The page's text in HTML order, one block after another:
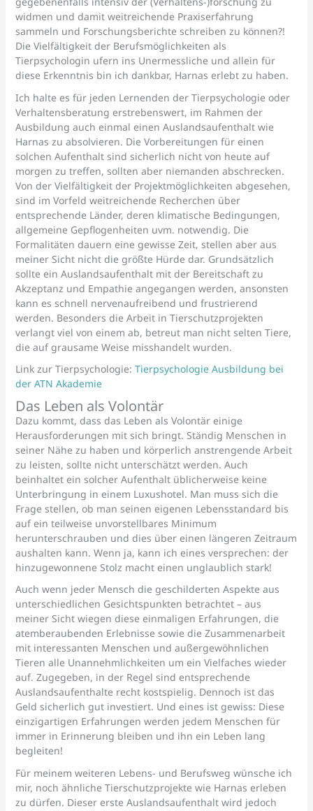
widmen und damit weitreichende Praxiserfahrung
sammeln und Forschungsberichte schreiben zu können?!
Die Vielfältigkeit der Berufsmöglichkeiten als
Tierpsychologin ufern ins Unermessliche und allein für
diese Erkenntnis bin ich dankbar, Harnas erlebt zu haben.
Ich halte es für jeden Lernenden der Tierpsychologie oder
Verhaltensberatung erstrebenswert, im Rahmen der
Ausbildung auch einmal einen Auslandsaufenthalt wie
Harnas zu absolvieren. Die Vorbereitungen für einen
solchen Aufenthalt sind sicherlich nicht von heute auf
morgen zu treffen, sollten aber niemanden abschrecken.
Von der Vielfältigkeit der Projektmöglichkeiten abgesehen,
sind im Vorfeld weitreichende Recherchen über
entsprechende Länder, deren klimatische Bedingungen,
allgemeine Gepflogenheiten uvm. notwendig. Die
Formalitäten dauern eine gewisse Zeit, stellen aber aus
meiner Sicht nicht die größte Hürde dar. Grundsätzlich
sollte ein Auslandsaufenthalt mit der Bereitschaft zu
Akzeptanz und Empathie angegangen werden, ansonsten
kann es schnell nervenaufreibend und frustrierend
werden. Besonders die Arbeit in Tierschutzprojekten
verlangt viel von einem ab, betreut man nicht selten Tiere,
die auf grausame Weise misshandelt wurden.
Link zur Tierpsychologie:Tierpsychologie Ausbildung bei
der ATN Akademie
Das Leben als Volontär
Dazu kommt, dass das Leben als Volontär einige
Herausforderungen mit sich bringt. Ständig Menschen in
seiner Nähe zu haben und körperlich anstrengende Arbeit
zu leisten, sollte nicht unterschätzt werden. Auch
beinhaltet ein solcher Aufenthalt üblicherweise keine
Unterbringung in einem Luxushotel. Man muss sich die
Frage stellen, ob man seinen eigenen Lebensstandard bis
auf ein teilweise unvorstellbares Minimum
herunterschrauben und dies über einen längeren Zeitraum
aushalten kann. Wenn ja, kann ich eines versprechen: der
hinzugewonnene Stolz macht einen unglaublich stark!
Auch wenn jeder Mensch die geschilderten Aspekte aus
unterschiedlichen Gesichtspunkten betrachtet – aus
meiner Sicht wiegen diese einmaligen Erfahrungen, die
atemberaubenden Erlebnisse sowie die Zusammenarbeit
mit interessanten Menschen und außergewöhnlichen
Tieren alle Unannehmlichkeiten um ein Vielfaches wieder
auf. Zugegeben, in der Regel sind entsprechende
Auslandsaufenthalte recht kostspielig. Dennoch ist das
Geld sicherlich gut investiert. Und eines ist gewiss: Diese
einzigartigen Erfahrungen werden jedem Menschen für
immer in Erinnerung bleiben und ihn ein Leben lang
begleiten!
Für meinem weiteren Lebens- und Berufsweg wünsche ich
mir, noch ähnliche Tierschutzprojekte wie Harnas erleben
zu dürfen. Dieser erste Auslandsaufenthalt wird jedoch